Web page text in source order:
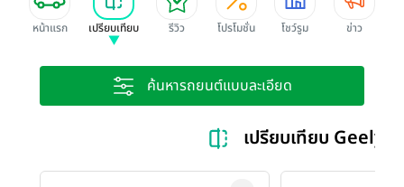
หน้าแรก เปรียบเทียบ รีวิว โปรโมชั่น โชว์รูม ข่าว
ค้นหารถยนต์แบบละเอียด
เปรียบเทียบ Geely